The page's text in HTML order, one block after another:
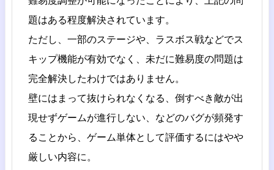
題はある程度解決されています。
ただし、一部のステージや、ラスボス戦などでス
キップ機能が有効でなく、未だに難易度の問題は
完全解決したわけではありません。
壁にはまって抜けられなくなる、倒すべき敵が出
現せずゲームが進行しない、などのバグが頻発す
ることから、ゲーム単体として評価するにはやや
厳しい内容に。